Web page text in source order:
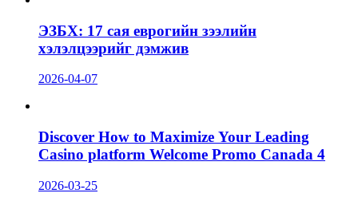
ЭЗБХ: 17 сая еврогийн зээлийн
хэлэлцээрийг дэмжив
2026-04-07
Discover How to Maximize Your Leading
Casino platform Welcome Promo Canada 4
2026-03-25